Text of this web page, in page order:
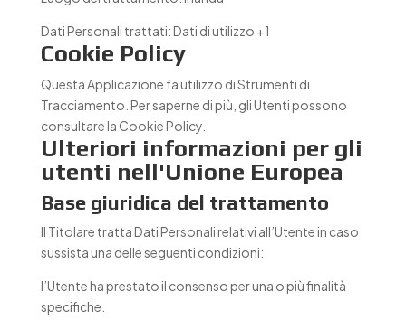
Dati Personali trattati:Dati di utilizzo +1
Cookie Policy
Questa Applicazione fa utilizzo di Strumenti di
Tracciamento. Per saperne di più, gli Utenti possono
consultare la Cookie Policy.
Ulteriori informazioni per gli
utenti nell'Unione Europea
Base giuridica del trattamento
Il Titolare tratta Dati Personali relativi all’Utente in caso
sussista una delle seguenti condizioni:
l’Utente ha prestato il consenso per una o più finalità
specifiche.